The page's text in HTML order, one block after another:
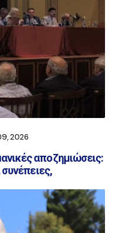
2026
αποζημιώσεις:
συνέπειες,